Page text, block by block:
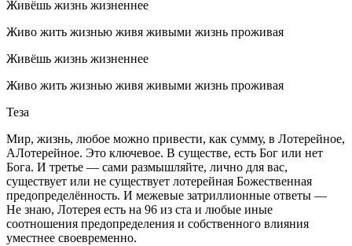
Живёшь жизнь жизненнее
Живо жить жизнью живя живыми жизнь проживая
Живёшь жизнь жизненнее
Живо жить жизнью живя живыми жизнь проживая
Теза
Мир, жизнь, любое можно привести, как сумму, в Лотерейное,
АЛотерейное. Это ключевое. В существе, есть Бог или нет
Бога. И третье — сами размышляйте, лично для вас,
существует или не существует лотерейная Божественная
предопределённость. И межевые затриллионные ответы —
Не знаю, Лотерея есть на 96 из ста и любые иные
соотношения предопределения и собственного влияния
уместнее своевременно.